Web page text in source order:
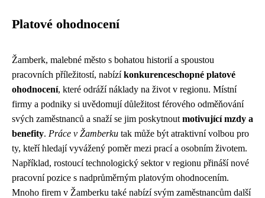
Platové ohodnocení
Žamberk, malebné město s bohatou historií a spoustou
pracovních příležitostí, nabízíkonkurenceschopné platové
ohodnocení, které odráží náklady na život v regionu. Místní
firmy a podniky si uvědomují důležitost férového odměňování
svých zaměstnanců a snaží se jim poskytnout motivující mzdy a
benefity. Práce v Žamberku tak může být atraktivní volbou pro
ty, kteří hledají vyvážený poměr mezi prací a osobním životem.
Například, rostoucí technologický sektor v regionu přináší nové
pracovní pozice s nadprůměrným platovým ohodnocením.
Mnoho firem v Žamberku také nabízí svým zaměstnancům další